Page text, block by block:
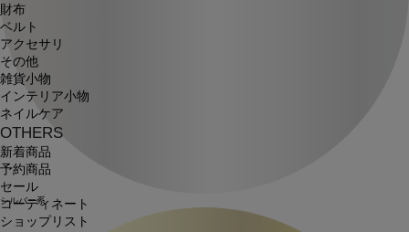
財布
ベルト
アクセサリ
その他
雑貨小物
インテリア小物
ネイルケア
OTHERS
新着商品
予約商品
セール
コーディネート
ショップリスト
シルバー系